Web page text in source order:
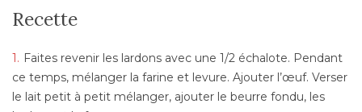
Recette
Faites revenir les lardons avec une 1/2 échalote. Pendant
ce temps, mélanger la farine et levure. Ajouter l’œuf. Verser
le lait petit à petit mélanger, ajouter le beurre fondu, les